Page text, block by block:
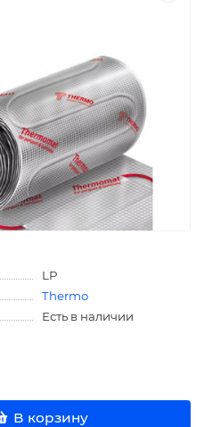
LP
Thermo
Есть в наличии
В корзину